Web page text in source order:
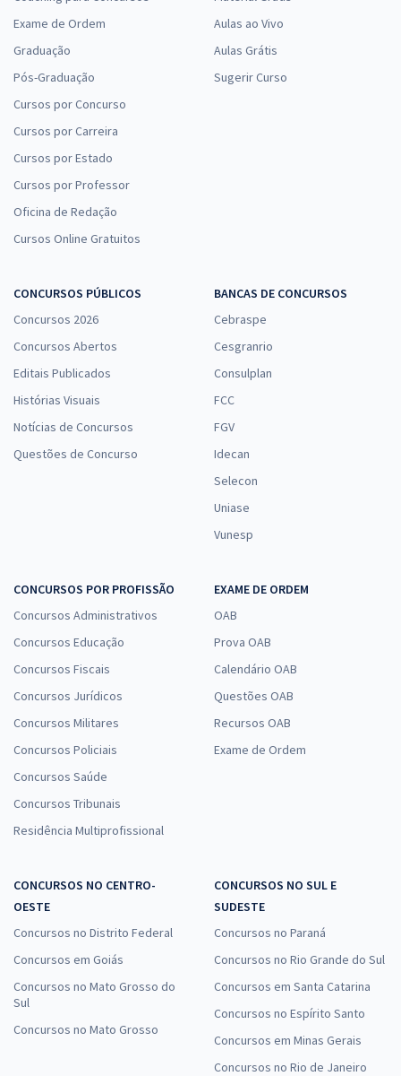
Exame de Ordem
Graduação
Pós-Graduação
Cursos por Concurso
Cursos por Carreira
Cursos por Estado
Cursos por Professor
Oficina de Redação
Cursos Online Gratuitos
Aulas ao Vivo
Aulas Grátis
Sugerir Curso
CONCURSOS PÚBLICOS
Concursos 2026
Concursos Abertos
Editais Publicados
Histórias Visuais
Notícias de Concursos
Questões de Concurso
BANCAS DE CONCURSOS
Cebraspe
Cesgranrio
Consulplan
FCC
FGV
Idecan
Selecon
Uniase
Vunesp
CONCURSOS POR PROFISSÃO
Concursos Administrativos
Concursos Educação
Concursos Fiscais
Concursos Jurídicos
Concursos Militares
Concursos Policiais
Concursos Saúde
Concursos Tribunais
Residência Multiprofissional
EXAME DE ORDEM
OAB
Prova OAB
Calendário OAB
Questões OAB
Recursos OAB
Exame de Ordem
CONCURSOS NO CENTRO-
OESTE
Concursos no Distrito Federal
Concursos em Goiás
Concursos no Mato Grosso do
Sul
Concursos no Mato Grosso
CONCURSOS NO SUL E
SUDESTE
Concursos no Paraná
Concursos no Rio Grande do Sul
Concursos em Santa Catarina
Concursos no Espírito Santo
Concursos em Minas Gerais
Concursos no Rio de Janeiro